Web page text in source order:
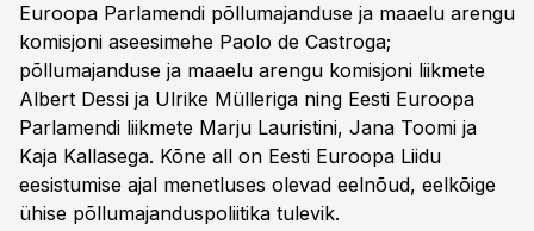
Euroopa Parlamendi põllumajanduse ja maaelu arengu
komisjoni aseesimehe Paolo de Castroga;
põllumajanduse ja maaelu arengu komisjoni liikmete
Albert Dessi ja Ulrike Mülleriga ning Eesti Euroopa
Parlamendi liikmete Marju Lauristini, Jana Toomi ja
Kaja Kallasega. Kõne all on Eesti Euroopa Liidu
eesistumise ajal menetluses olevad eelnõud, eelkõige
ühise põllumajanduspoliitika tulevik.